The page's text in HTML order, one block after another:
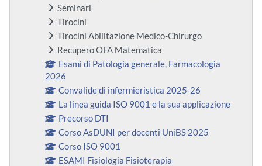
Seminari
Tirocini
Tirocini Abilitazione Medico-Chirurgo
Recupero OFA Matematica
Esami di Patologia generale, Farmacologia
2026
Convalide di infermieristica 2025-26
La linea guida ISO 9001 e la sua applicazione
Precorso DTI
Corso AsDUNI per docenti UniBS 2025
Corso ISO 9001
ESAMI Fisiologia Fisioterapia